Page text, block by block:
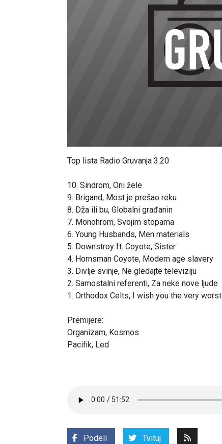
Top lista Radio Gruvanja 3.20
10. Sindrom, Oni žele
9. Brigand, Most je prešao reku
8. Dža ili bu, Globalni građanin
7. Monohrom, Svojim stopama
6. Young Husbands, Men materials
5. Downstroy ft. Coyote, Sister
4. Hornsman Coyote, Modern age slavery
3. Divlje svinje, Ne gledajte televiziju
2. Samostalni referenti, Za neke nove ljude
1. Orthodox Celts, I wish you the very worst
Premijere:
Organizam, Kosmos
Pacifik, Led
Podeli Tvituj